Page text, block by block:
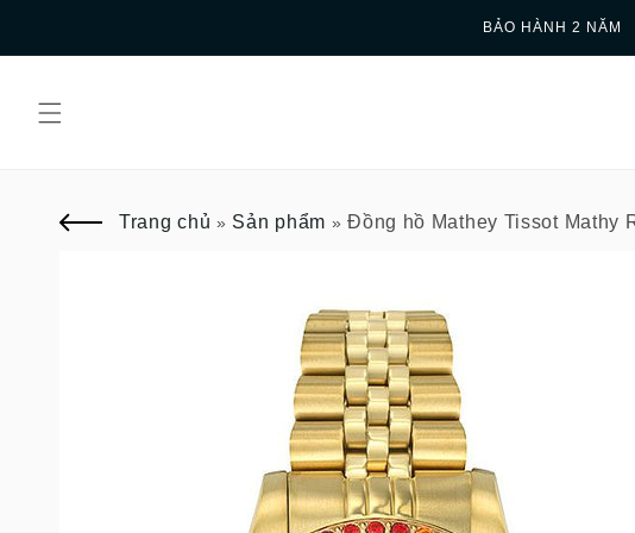
BẢO HÀNH 2 NĂM
Trang chủ » Sản phẩm »Đồng hồ Mathey Tissot Mathy